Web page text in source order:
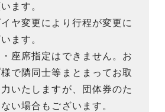
ます。
ヤ変更により行程が変更に
ます。
座席指定はできません。お
で隣同士等まとまってお取
いたしますが、団体券のた
い場合もございます。